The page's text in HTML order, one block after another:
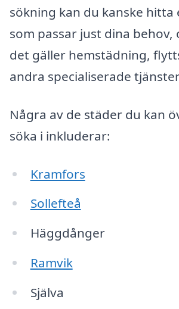
sökning kan du kanske hitta
som passar just dina behov,
det gäller hemstädning,
andra specialiserade
Några av de städer du kan
söka i inkluderar:
Kramfors
Sollefteå
Häggdånger
Ramvik
Själva